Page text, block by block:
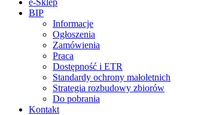
e-Sklep
BIP
Informacje
Ogłoszenia
Zamówienia
Praca
Dostępność i ETR
Standardy ochrony małoletnich
Strategia rozbudowy zbiorów
Do pobrania
Kontakt